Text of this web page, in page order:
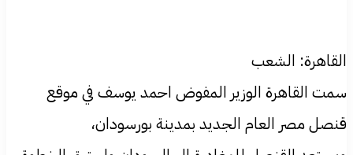
القاهرة: الشعب
سمت القاهرة الوزير المفوض احمد يوسف في موقع
قنصل مصر العام الجديد بمدينة بورسودان،